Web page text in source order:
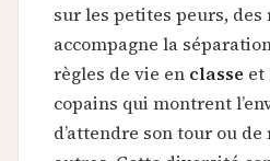
sur les petites peurs, des
accompagne la
règles de vie en classe et
copains qui montrent
d’attendre son tour ou